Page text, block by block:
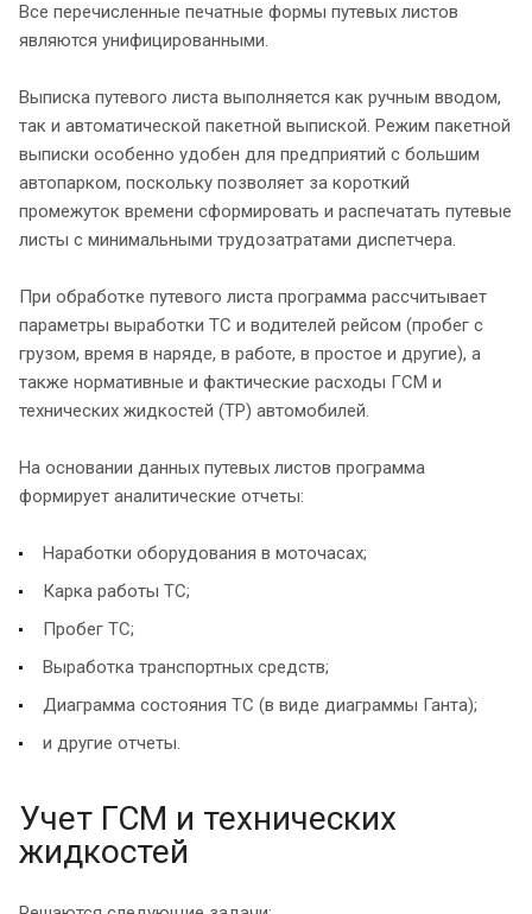
Все перечисленные печатные формы путевых листов
являются унифицированными.
Выписка путевого листа выполняется как ручным вводом,
так и автоматической пакетной выпиской. Режим пакетной
выписки особенно удобен для предприятий с большим
автопарком, поскольку позволяет за короткий
промежуток времени сформировать и распечатать путевые
листы с минимальными трудозатратами диспетчера.
При обработке путевого листа программа рассчитывает
параметры выработки ТС и водителей рейсом (пробег с
грузом, время в наряде, в работе, в простое и другие), а
также нормативные и фактические расходы ГСМ и
технических жидкостей (ТР) автомобилей.
На основании данных путевых листов программа
формирует аналитические отчеты:
Наработки оборудования в моточасах;
Карка работы ТС;
Пробег ТС;
Выработка транспортных средств;
Диаграмма состояния ТС (в виде диаграммы Ганта);
и другие отчеты.
Учет ГСМ и технических
жидкостей